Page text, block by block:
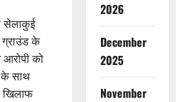
सेलाकुई
के
को
साथ
खिलाफ
2026
December
2025
November